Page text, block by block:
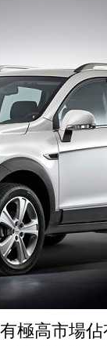
極高市場